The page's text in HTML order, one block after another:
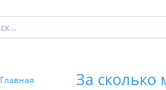
Главная За сколько